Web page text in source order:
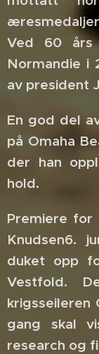
Ved 60 års
Normandie i
av president
En god del
på Omaha
der han
hold.
Premiere for
Knudsen6.
duket opp
Vestfold.
krigsseileren
gang skal
research og